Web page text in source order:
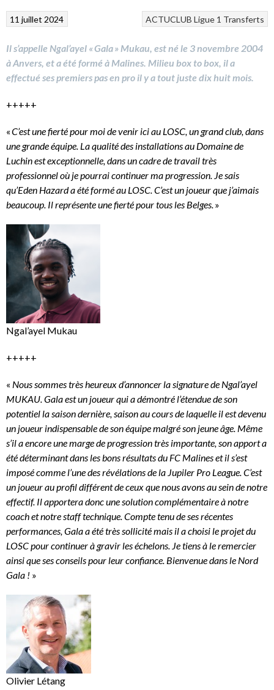
ACTUCLUB Ligue 1 Transferts
11 juillet 2024
Il s’appelle Ngal’ayel « Gala » Mukau, est né le 3 novembre 2004
à Anvers, et a été formé à Malines. Milieu box to box, il a
effectué ses premiers pas en pro il y a tout juste dix huit mois.
+++++
«C’est une fierté pour moi de venir ici au LOSC, un grand club, dans
une grande équipe. La qualité des installations au Domaine de
Luchin est exceptionnelle, dans un cadre de travail très
professionnel où je pourrai continuer ma progression. Je sais
qu’Eden Hazard a été formé au LOSC. C’est un joueur que j’aimais
beaucoup. Il représente une fierté pour tous les Belges.»
Ngal’ayel Mukau
+++++
« Nous sommes très heureux d’annoncer la signature de Ngal’ayel
MUKAU. Gala est un joueur qui a démontré l’étendue de son
potentiel la saison dernière, saison au cours de laquelle il est devenu
un joueur indispensable de son équipe malgré son jeune âge. Même
s’il a encore une marge de progression très importante, son apport a
été déterminant dans les bons résultats du FC Malines et il s’est
imposé comme l’une des révélations de la Jupiler Pro League. C’est
un joueur au profil différent de ceux que nous avons au sein de notre
effectif. Il apportera donc une solution complémentaire à notre
coach et notre staff technique. Compte tenu de ses récentes
performances, Gala a été très sollicité mais il a choisi le projet du
LOSC pour continuer à gravir les échelons. Je tiens à le remercier
ainsi que ses conseils pour leur confiance. Bienvenue dans le Nord
Gala ! »
Olivier Létang